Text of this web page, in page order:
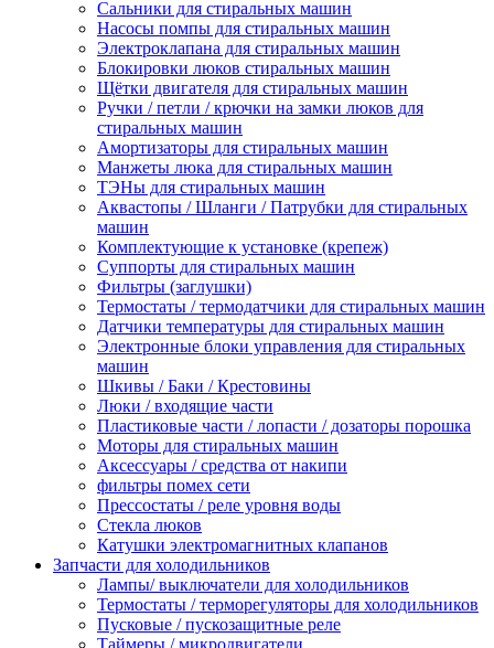
Сальники для стиральных машин
Насосы помпы для стиральных машин
Электроклапана для стиральных машин
Блокировки люков стиральных машин
Щётки двигателя для стиральных машин
Ручки / петли / крючки на замки люков для
стиральных машин
Амортизаторы для стиральных машин
Манжеты люка для стиральных машин
ТЭНы для стиральных машин
Аквастопы / Шланги / Патрубки для стиральных
машин
Комплектующие к установке (крепеж)
Суппорты для стиральных машин
Фильтры (заглушки)
Термостаты / термодатчики для стиральных машин
Датчики температуры для стиральных машин
Электронные блоки управления для стиральных
машин
Шкивы / Баки / Крестовины
Люки / входящие части
Пластиковые части / лопасти / дозаторы порошка
Моторы для стиральных машин
Аксессуары / средства от накипи
фильтры помех сети
Прессостаты / реле уровня воды
Стекла люков
Катушки электромагнитных клапанов
Запчасти для холодильников
Лампы/ выключатели для холодильников
Термостаты / терморегуляторы для холодильников
Пусковые / пускозащитные реле